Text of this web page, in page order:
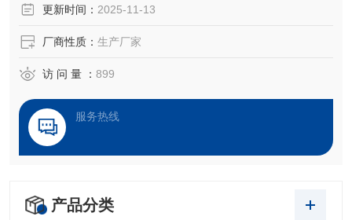
更新时间： 2025-11-13
厂商性质： 生产厂家
访 问 量 ： 899
服务热线
产品分类